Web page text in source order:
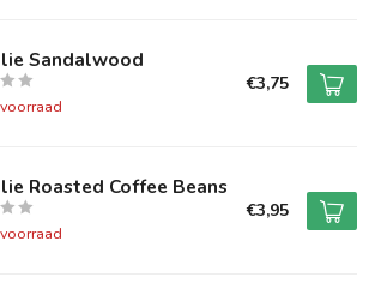
Sandalwood
€3,75
Roasted Coffee Beans
€3,95